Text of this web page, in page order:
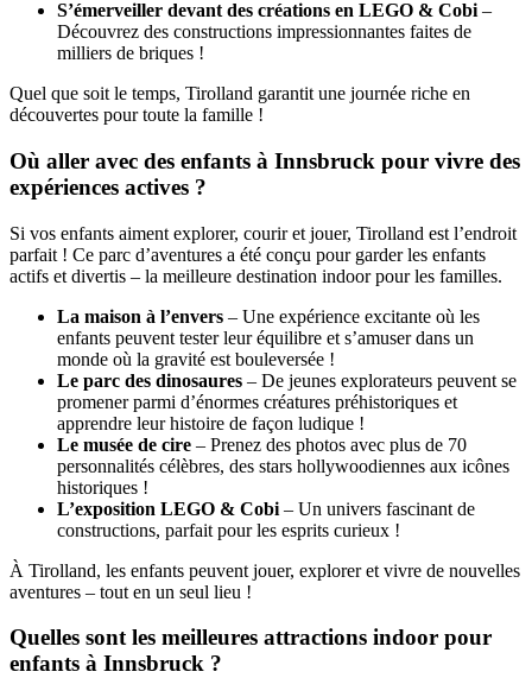
S’émerveiller devant des créations en LEGO & Cobi –
Découvrez des constructions impressionnantes faites de
milliers de briques !
Quel que soit le temps, Tirolland garantit une journée riche en
découvertes pour toute la famille !
Où aller avec des enfants à Innsbruck pour vivre des
expériences actives ?
Si vos enfants aiment explorer, courir et jouer, Tirolland est l’endroit
parfait ! Ce parc d’aventures a été conçu pour garder les enfants
actifs et divertis – la meilleure destination indoor pour les familles.
La maison à l’envers – Une expérience excitante où les
enfants peuvent tester leur équilibre et s’amuser dans un
monde où la gravité est bouleversée !
Le parc des dinosaures – De jeunes explorateurs peuvent se
promener parmi d’énormes créatures préhistoriques et
apprendre leur histoire de façon ludique !
Le musée de cire – Prenez des photos avec plus de 70
personnalités célèbres, des stars hollywoodiennes aux icônes
historiques !
L’exposition LEGO & Cobi – Un univers fascinant de
constructions, parfait pour les esprits curieux !
À Tirolland, les enfants peuvent jouer, explorer et vivre de nouvelles
aventures – tout en un seul lieu !
Quelles sont les meilleures attractions indoor pour
enfants à Innsbruck ?